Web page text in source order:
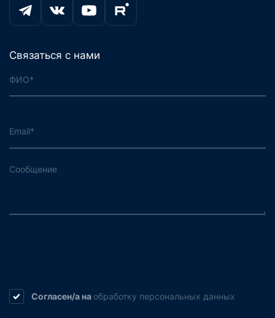
Связаться с нами
Согласен/а на обработку персональных данных